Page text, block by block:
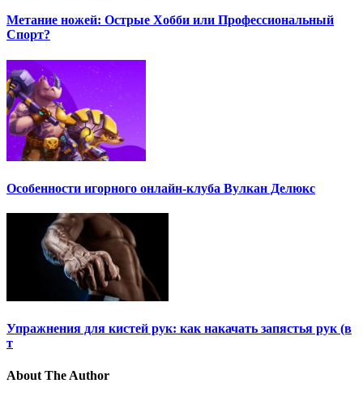
Метание ножей: Острые Хобби или Профессиональный
Спорт?
Особенности игорного онлайн-клуба Вулкан Делюкс
Упражнения для кистей рук: как накачать запястья рук (в
т
About The Author